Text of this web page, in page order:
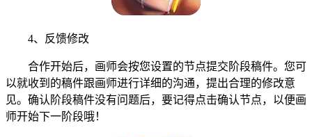
4、反馈修改
合作开始后，画师会按您设置的节点提交阶段稿件。您可
以就收到的稿件跟画师进行详细的沟通，提出合理的修改意
见。确认阶段稿件没有问题后，要记得点击确认节点，以便画
师开始下一阶段哦！